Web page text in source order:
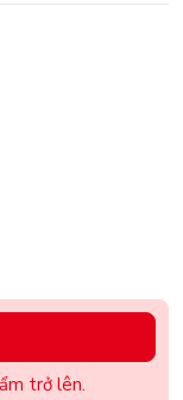
trở lên.